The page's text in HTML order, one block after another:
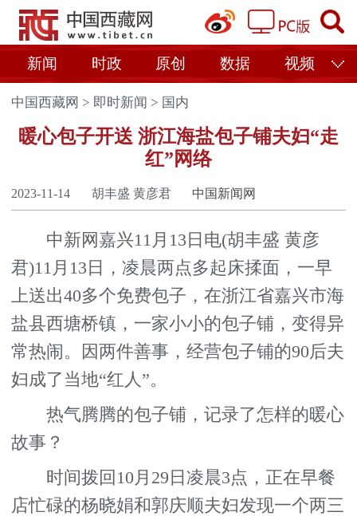
新闻 时政 原创 数据 视频
中国西藏网 > 即时新闻 > 国内
暖心包子开送 浙江海盐包子铺夫妇“走
红”网络
2023-11-14 胡丰盛 黄彦君 中国新闻网
中新网嘉兴11月13日电(胡丰盛 黄彦
君)11月13日，凌晨两点多起床揉面，一早
上送出40多个免费包子，在浙江省嘉兴市海
盐县西塘桥镇，一家小小的包子铺，变得异
常热闹。因两件善事，经营包子铺的90后夫
妇成了当地“红人”。
热气腾腾的包子铺，记录了怎样的暖心
故事？
时间拨回10月29日凌晨3点，正在早餐
店忙碌的杨晓娟和郭庆顺夫妇发现一个两三